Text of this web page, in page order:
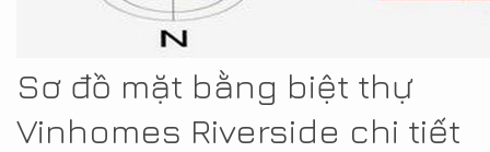
Sơ đồ mặt bằng biệt thự
Vinhomes Riverside chi tiết